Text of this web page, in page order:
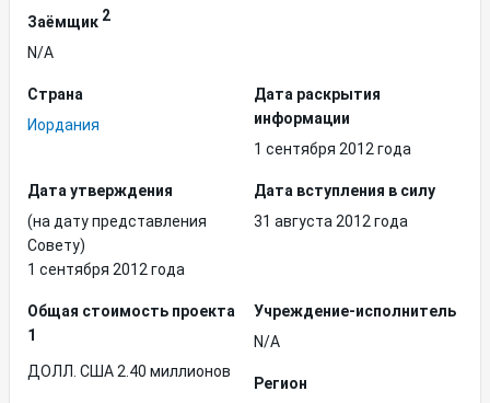
Заёмщик 2
N/A
Страна
Иордания
Дата раскрытия
информации
1 сентября 2012 года
Дата утверждения
(на дату представления
Совету)
1 сентября 2012 года
Дата вступления в силу
31 августа 2012 года
Общая стоимость проекта
1
ДОЛЛ. США 2.40 миллионов
Учреждение-исполнитель
N/A
Регион